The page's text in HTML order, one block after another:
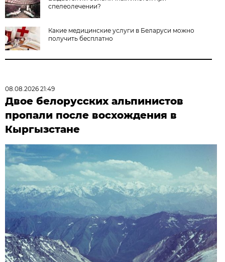
спелеолечении?
Какие медицинские услуги в Беларуси можно
получить бесплатно
08.08.2026 21:49
Двое белорусских альпинистов
пропали после восхождения в
Кыргызстане